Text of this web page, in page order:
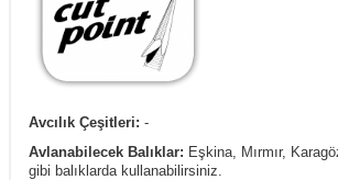
Avcılık Çeşitleri: -
Avlanabilecek Balıklar: Eşkina, Mırmır,
gibi balıklarda kullanabilirsiniz.